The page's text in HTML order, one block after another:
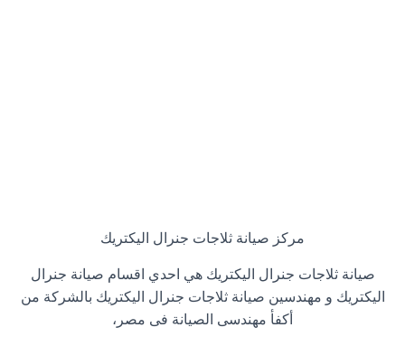
مركز صيانة ثلاجات جنرال اليكتريك
صيانة ثلاجات جنرال اليكتريك هي احدي اقسام صيانة جنرال
اليكتريك و مهندسين صيانة ثلاجات جنرال اليكتريك بالشركة من
أكفأ مهندسى الصيانة فى مصر،